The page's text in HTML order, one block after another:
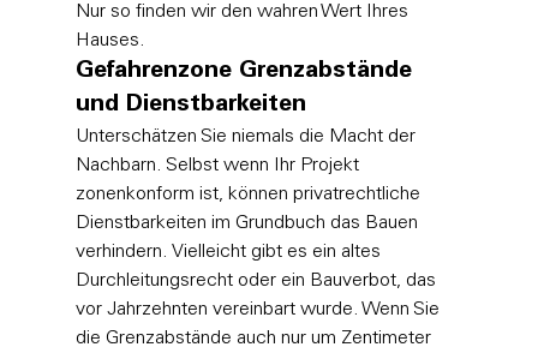
Nur so finden wir den wahren Wert Ihres
Hauses.
Gefahrenzone Grenzabstände
und Dienstbarkeiten
Unterschätzen Sie niemals die Macht der
Nachbarn. Selbst wenn Ihr Projekt
zonenkonform ist, können privatrechtliche
Dienstbarkeiten im Grundbuch das Bauen
verhindern. Vielleicht gibt es ein altes
Durchleitungsrecht oder ein Bauverbot, das
vor Jahrzehnten vereinbart wurde. Wenn Sie
die Grenzabstände auch nur um Zentimeter